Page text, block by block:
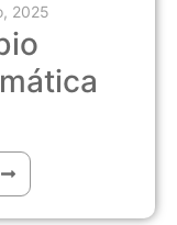
2025